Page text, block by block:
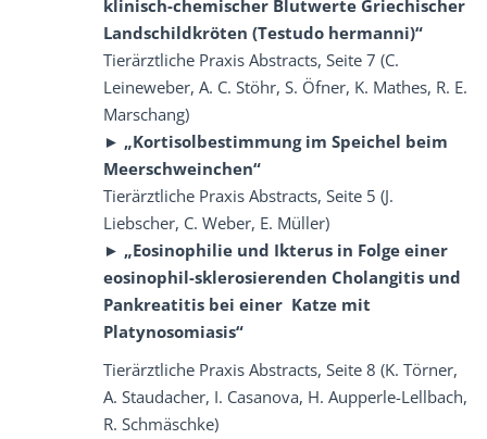
klinisch-chemischer Blutwerte Griechischer
Landschildkröten (Testudo hermanni)“
Tierärztliche Praxis Abstracts, Seite 7 (C.
Leineweber, A. C. Stöhr, S. Öfner, K. Mathes, R. E.
Marschang)
► „Kortisolbestimmung im Speichel beim
Meerschweinchen“
Tierärztliche Praxis Abstracts, Seite 5 (J.
Liebscher, C. Weber, E. Müller)
► „Eosinophilie und Ikterus in Folge einer
eosinophil-sklerosierenden Cholangitis und
Pankreatitis bei einer Katze mit
Platynosomiasis“
Tierärztliche Praxis Abstracts, Seite 8 (K. Törner,
A. Staudacher, I. Casanova, H. Aupperle-Lellbach,
R. Schmäschke)